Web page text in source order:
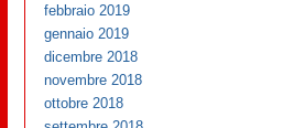
febbraio 2019
gennaio 2019
dicembre 2018
novembre 2018
ottobre 2018